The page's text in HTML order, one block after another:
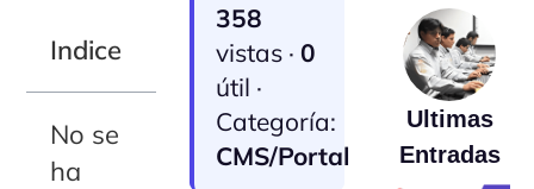
Indice
No se
ha
358
vistas ·0
útil ·
Categoría:
CMS/Portal
Ultimas
Entradas